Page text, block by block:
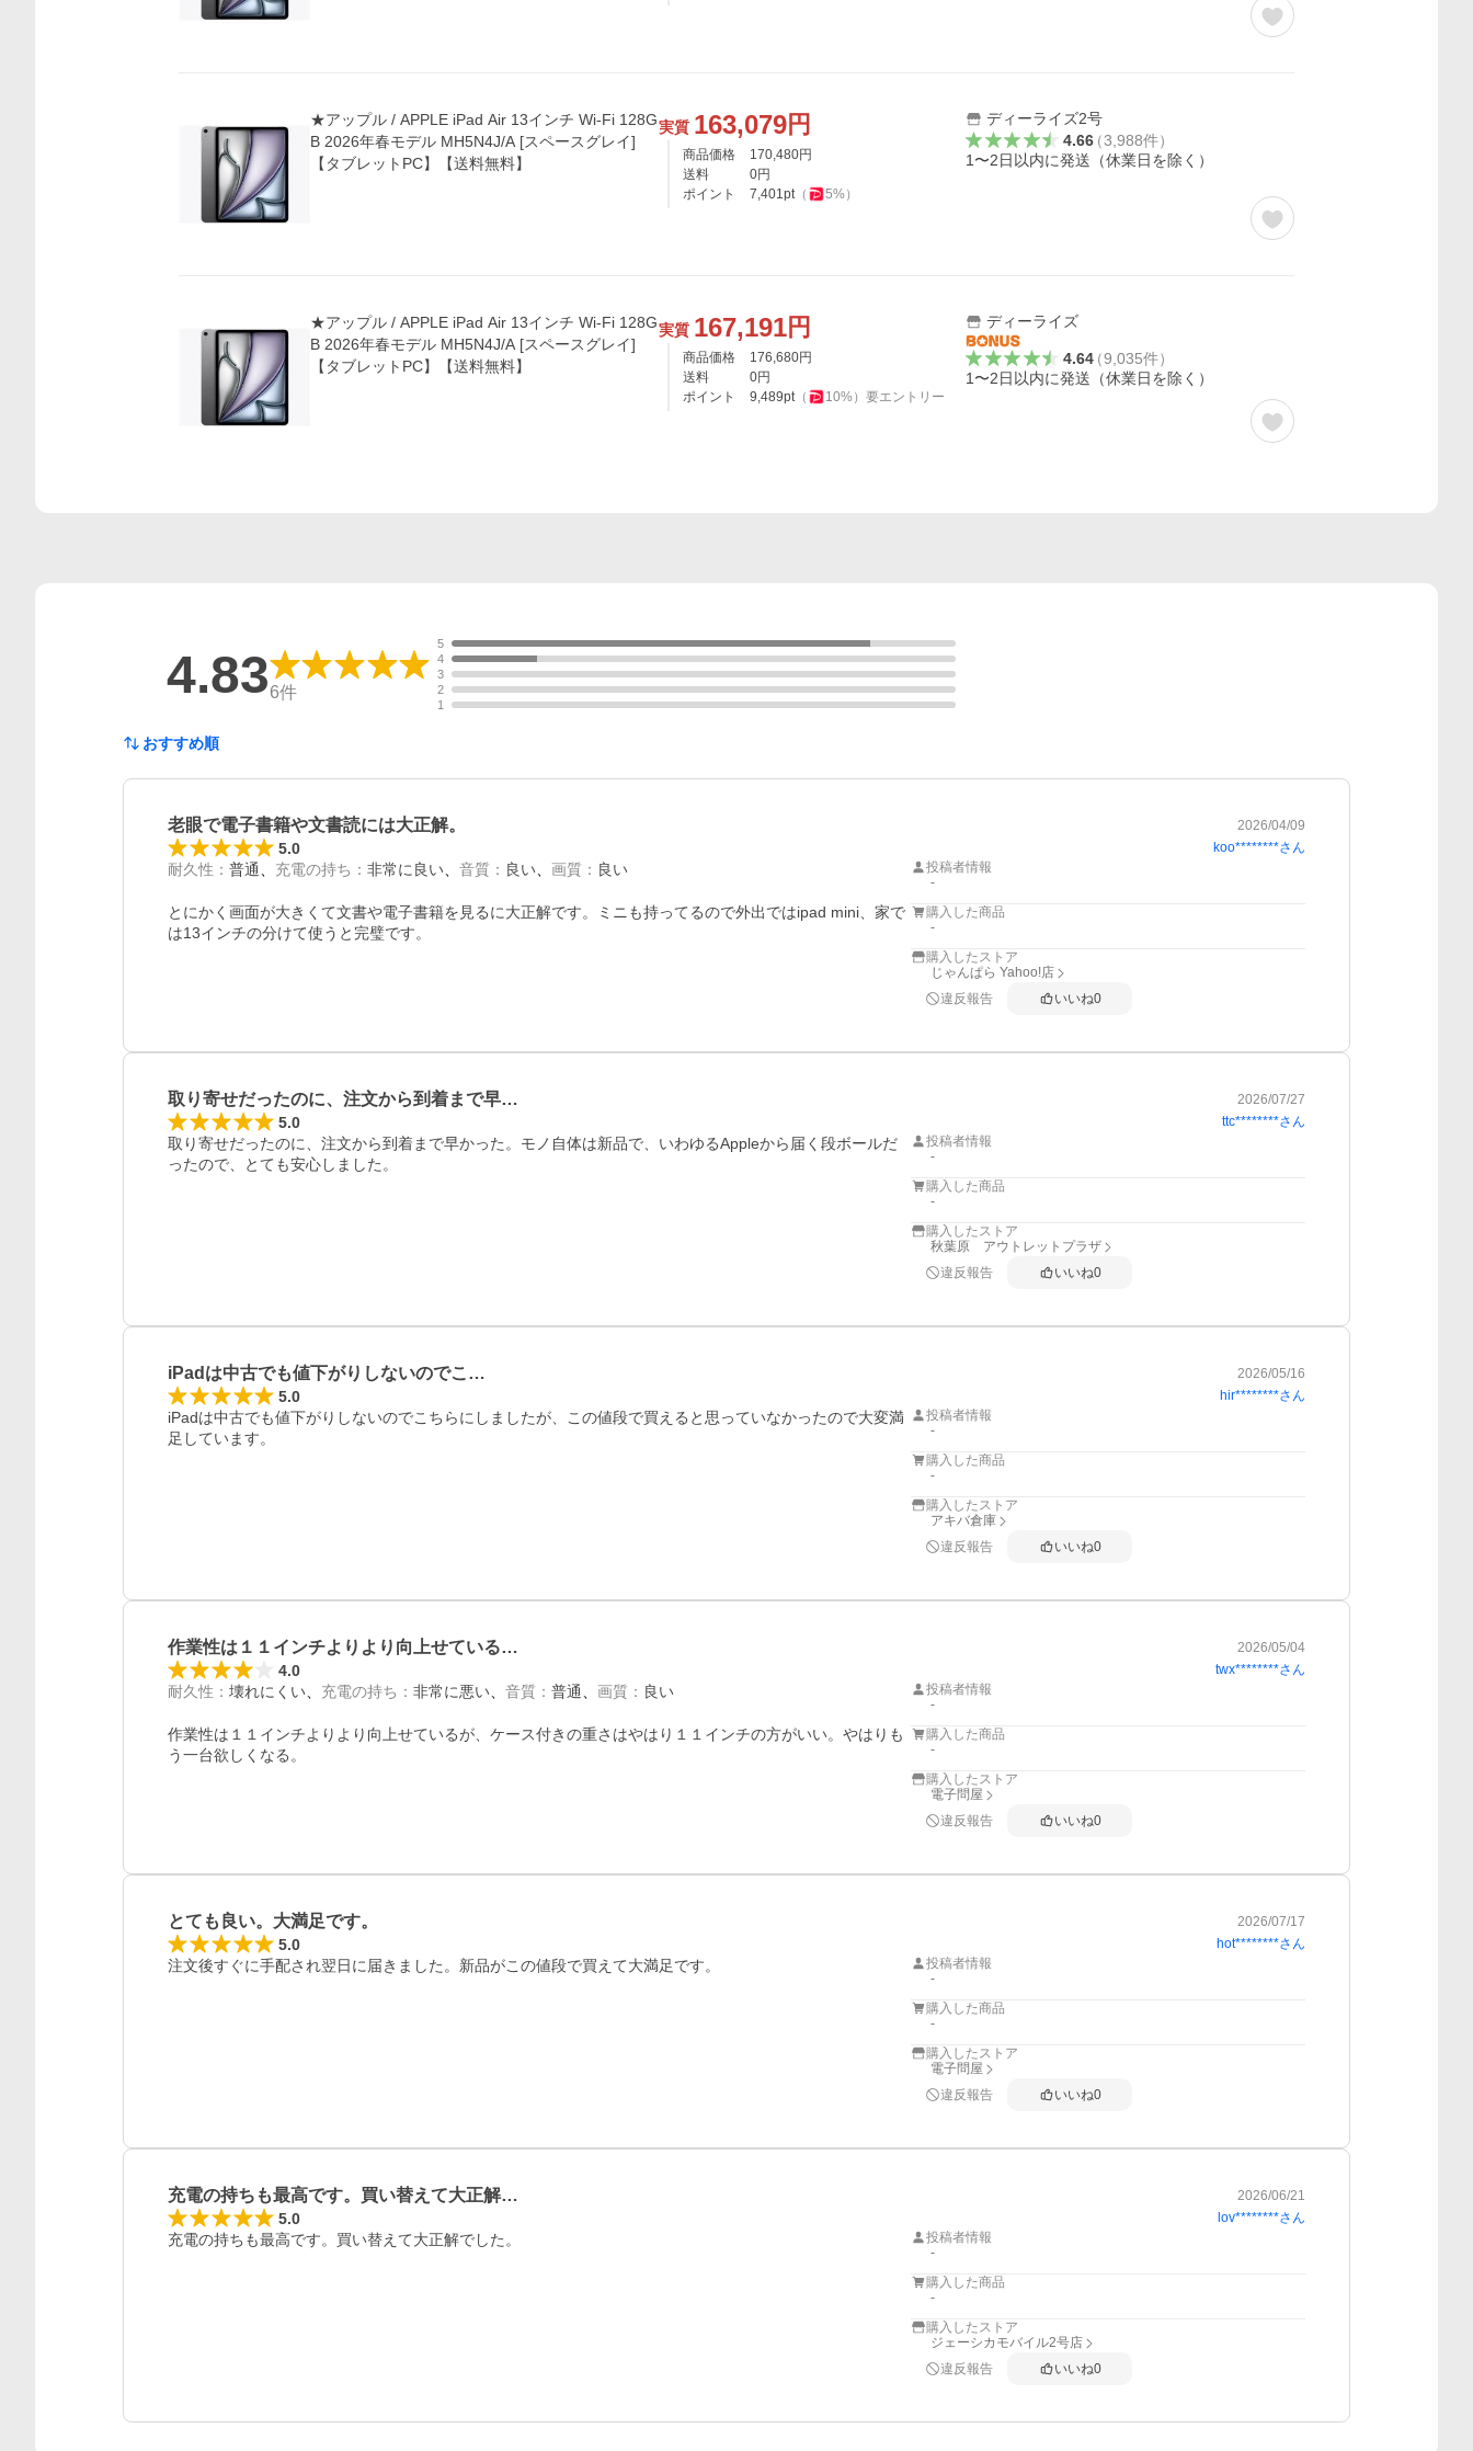
★アップル / APPLE iPad Air 13インチ Wi-Fi 128G
B 2026年春モデル MH5N4J/A [スペースグレイ]
【タブレットPC】【送料無料】
実質 163,079円
商品価格 170,480円
送料
0円
ポイント
7,401pt（ 5%）
ディーライズ2号
4.66（3,988件）
1〜2日以内に発送（休業日を除く）
★アップル / APPLE iPad Air 13インチ Wi-Fi 128G
B 2026年春モデル MH5N4J/A [スペースグレイ]
【タブレットPC】【送料無料】
実質 167,191円
商品価格 176,680円
送料
0円
ポイント
9,489pt（ 10%） 要エントリー
ディーライズ
4.64（9,035件）
1〜2日以内に発送（休業日を除く）
4.836件
5
4
3
2
1
おすすめ順
老眼で電子書籍や文書読には大正解。 2026/04/09
5.0 koo********さん
耐久性 ： 普通 充電の持ち ： 非常に良い 音質 ： 良い 画質 ： 良い
とにかく画面が大きくて文書や電子書籍を見るに大正解です。ミニも持ってるので外出ではipad mini、家で
は13インチの分けて使うと完璧です。
投稿者情報
-
購入した商品
-
購入したストア
じゃんぱら Yahoo!店
違反報告
いいね0
取り寄せだったのに、注文から到着まで早… 2026/07/27
5.0 ttc********さん
取り寄せだったのに、注文から到着まで早かった。モノ自体は新品で、いわゆるAppleから届く段ボールだ
ったので、とても安心しました。
投稿者情報
-
購入した商品
-
購入したストア
秋葉原 アウトレットプラザ
違反報告
いいね0
iPadは中古でも値下がりしないのでこ… 2026/05/16
5.0 hir********さん
iPadは中古でも値下がりしないのでこちらにしましたが、この値段で買えると思っていなかったので大変満
足しています。
投稿者情報
-
購入した商品
-
購入したストア
アキバ倉庫
違反報告
いいね0
作業性は１１インチよりより向上せている… 2026/05/04
4.0 twx********さん
耐久性 ： 壊れにくい 充電の持ち ： 非常に悪い 音質 ： 普通 画質 ： 良い
作業性は１１インチよりより向上せているが、ケース付きの重さはやはり１１インチの方がいい。やはりも
投稿者情報
-
購入した商品
-
購入したストア
電子問屋
違反報告
いいね0
とても良い。大満足です。 2026/07/17
5.0 hot********さん
注文後すぐに手配され翌日に届きました。新品がこの値段で買えて大満足です。
投稿者情報
-
購入した商品
-
購入したストア
電子問屋
違反報告
いいね0
充電の持ちも最高です。買い替えて大正解… 2026/06/21
5.0 lov********さん
充電の持ちも最高です。買い替えて大正解でした。
投稿者情報
-
購入した商品
-
購入したストア
ジェーシカモバイル2号店
違反報告
いいね0